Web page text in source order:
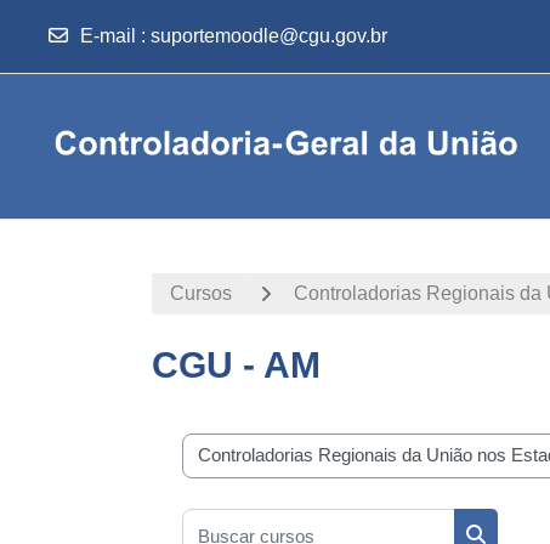
E-mail : suportemoodle@cgu.gov.br
Cursos Controladorias Regionais
CGU - AM
Categorias de Cursos
Buscar cursos